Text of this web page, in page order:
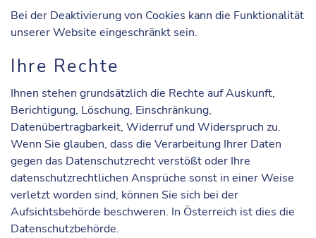
Bei der Deaktivierung von Cookies kann die Funktionalität
unserer Website eingeschränkt sein.
Ihre Rechte
Ihnen stehen grundsätzlich die Rechte auf Auskunft,
Berichtigung, Löschung, Einschränkung,
Datenübertragbarkeit, Widerruf und Widerspruch zu.
Wenn Sie glauben, dass die Verarbeitung Ihrer Daten
gegen das Datenschutzrecht verstößt oder Ihre
datenschutzrechtlichen Ansprüche sonst in einer Weise
verletzt worden sind, können Sie sich bei der
Aufsichtsbehörde beschweren. In Österreich ist dies die
Datenschutzbehörde.